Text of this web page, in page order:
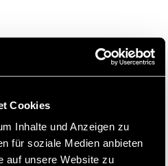
Cookies
Inhalte und Anzeigen zu
für soziale Medien anbieten
auf unsere Website zu
Geschäftsbereich der
zeichnet sich als weltweit